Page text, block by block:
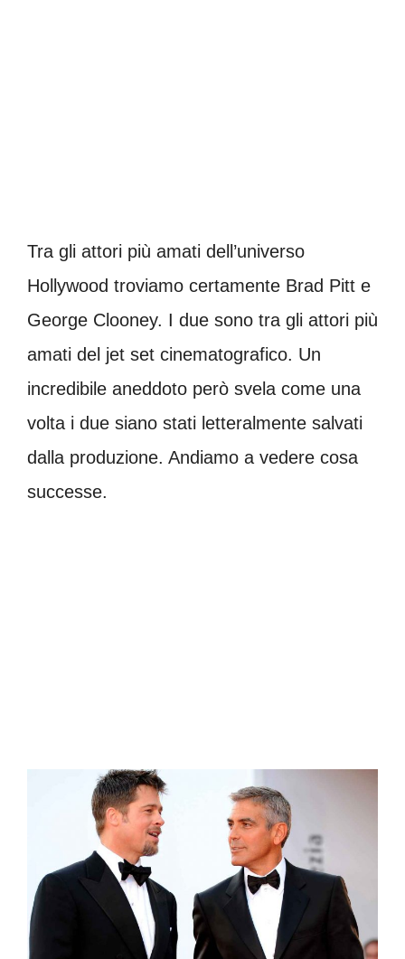
Tra gli attori più amati dell’universo
Hollywood troviamo certamente Brad Pitt e
George Clooney. I due sono tra gli attori più
amati del jet set cinematografico. Un
incredibile aneddoto però svela come una
volta i due siano stati letteralmente salvati
dalla produzione. Andiamo a vedere cosa
successe.